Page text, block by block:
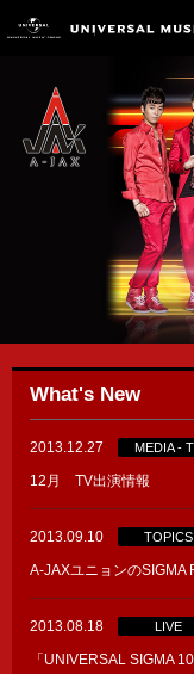
What's New
2013.12.27 MEDIA -
12月 TV出演情報
2013.09.10 TOPICS
A-JAXユニョンのSIGMA
2013.08.18 LIVE
「UNIVERSAL SIGMA